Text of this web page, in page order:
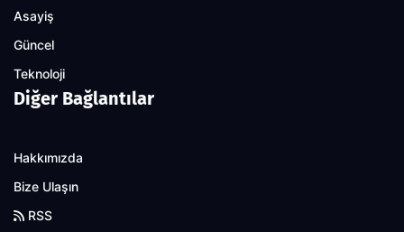
Asayiş
Güncel
Teknoloji
Diğer Bağlantılar
Hakkımızda
Bize Ulaşın
RSS